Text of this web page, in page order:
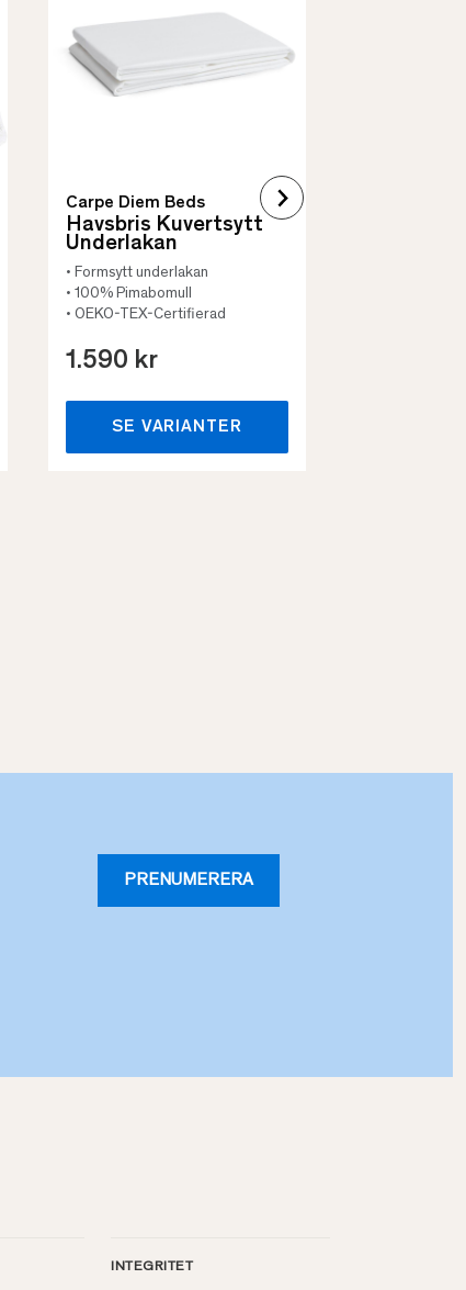
Carpe Diem Beds
Havsbris Kuvertsytt
Underlakan
• Formsytt underlakan
• 100% Pimabomull
• OEKO-TEX-Certifierad
1.590 kr
SE VARIANTER
PRENUMERERA
INTEGRITET